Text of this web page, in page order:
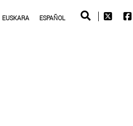
EUSKARA ESPAÑOL